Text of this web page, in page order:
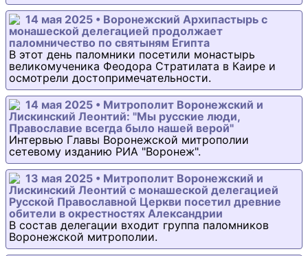
14 мая 2025 • Воронежский Архипастырь с
монашеской делегацией продолжает
паломничество по святыням Египта
В этот день паломники посетили монастырь
великомученика Феодора Стратилата в Каире и
осмотрели достопримечательности.
14 мая 2025 • Митрополит Воронежский и
Лискинский Леонтий: "Мы русские люди,
Православие всегда было нашей верой"
Интервью Главы Воронежской митрополии
сетевому изданию РИА "Воронеж".
13 мая 2025 • Митрополит Воронежский и
Лискинский Леонтий с монашеской делегацией
Русской Православной Церкви посетил древние
обители в окрестностях Александрии
В состав делегации входит группа паломников
Воронежской митрополии.